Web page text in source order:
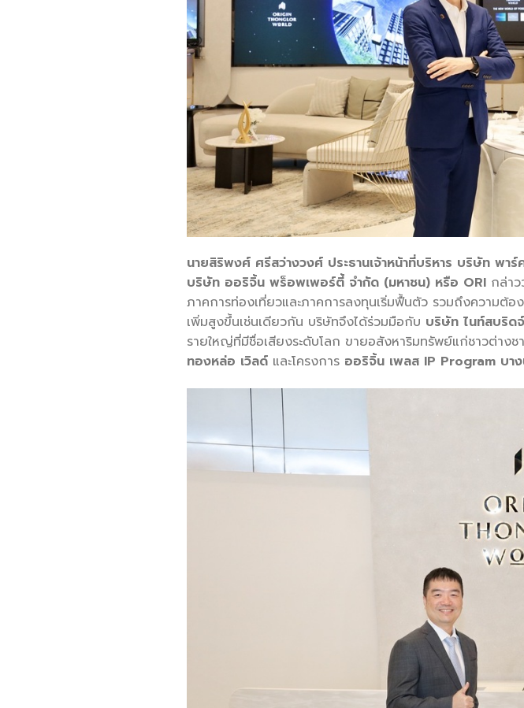
นายสิริพงศ์ ศรีสว่างวงศ์ ประธานเจ้าหน้าที่บริหาร บริษัท พา
บริษัท ออริจิ้น พร็อพเพอร์ตี้ จำกัด (มหาชน) หรือ ORI กล่าว
ภาคการท่องเที่ยวและภาคการลงทุนเริ่มฟื้นตัว รวมถึงความต้อ
เพิ่มสูงขึ้นเช่นเดียวกัน บริษัทจึงได้ร่วมมือกับ บริษัท ไนท์สบริด
รายใหญ่ที่มีชื่อเสียงระดับโลก ขายอสังหาริมทรัพย์แก่ชาวต่าง
ทองหล่อ เวิลด์ และโครงการ ออริจิ้น เพลส IP Program บาง